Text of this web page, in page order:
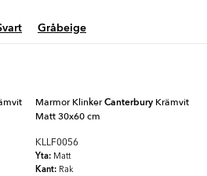
Gråbeige
Marmor KlinkerCanterbury Krämvit
Matt 30x60 cm
KLLF0056
Yta: Matt
Kant: Rak